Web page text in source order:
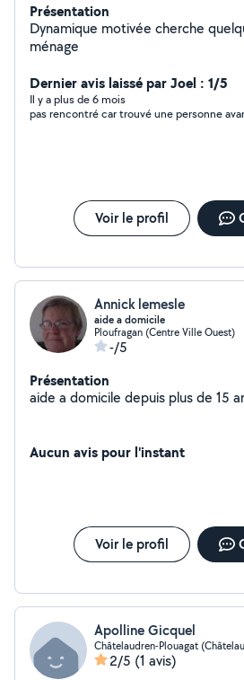
Présentation
Dynamique motivée cherche
ménage
Dernier avis laissé par Joel : 1/5
Il y a plus de 6 mois
pas rencontré car trouvé une personne
Voir le profil
Annick lemesle
aide a domicile
Ploufragan (Centre Ville Ouest)
-/5
Présentation
aide a domicile depuis plus de 15
Aucun avis pour l'instant
Voir le profil
Apolline Gicquel
Châtelaudren-Plouagat
2/5 (1 avis)